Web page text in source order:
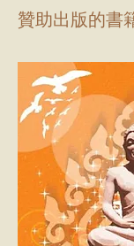
贊助出版的書